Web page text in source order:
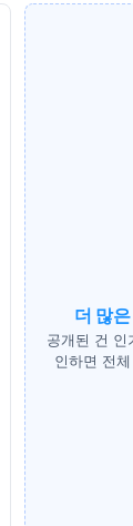
더 많
공개된 건 인
인하면 전